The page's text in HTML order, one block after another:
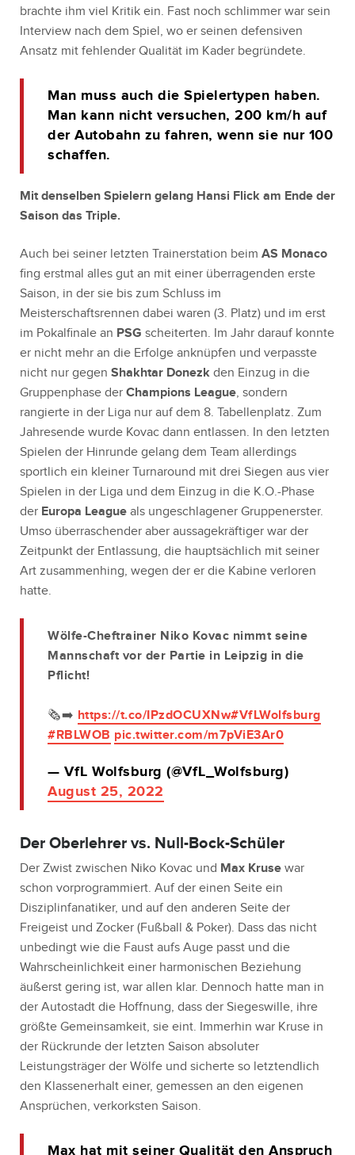
brachte ihm viel Kritik ein. Fast noch schlimmer war sein
Interview nach dem Spiel, wo er seinen defensiven
Ansatz mit fehlender Qualität im Kader begründete.
Man muss auch die Spielertypen haben.
Man kann nicht versuchen, 200 km/h auf
der Autobahn zu fahren, wenn sie nur 100
schaffen.
Mit denselben Spielern gelang Hansi Flick am Ende der
Saison das Triple.
Auch bei seiner letzten Trainerstation beim AS Monaco
fing erstmal alles gut an mit einer überragenden erste
Saison, in der sie bis zum Schluss im
Meisterschaftsrennen dabei waren (3. Platz) und im erst
im Pokalfinale an PSG scheiterten. Im Jahr darauf konnte
er nicht mehr an die Erfolge anknüpfen und verpasste
nicht nur gegen Shakhtar Donezk den Einzug in die
Gruppenphase der Champions League, sondern
rangierte in der Liga nur auf dem 8. Tabellenplatz. Zum
Jahresende wurde Kovac dann entlassen. In den letzten
Spielen der Hinrunde gelang dem Team allerdings
sportlich ein kleiner Turnaround mit drei Siegen aus vier
Spielen in der Liga und dem Einzug in die K.O.-Phase
der Europa League als ungeschlagener Gruppenerster.
Umso überraschender aber aussagekräftiger war der
Zeitpunkt der Entlassung, die hauptsächlich mit seiner
Art zusammenhing, wegen der er die Kabine verloren
hatte.
Wölfe-Cheftrainer Niko Kovac nimmt seine
Mannschaft vor der Partie in Leipzig in die
Pflicht!
🗞️➡️ https://t.co/IPzdOCUXNw#VfLWolfsburg
#RBLWOB pic.twitter.com/m7pViE3Ar0
— VfL Wolfsburg (@VfL_Wolfsburg)
August 25, 2022
Der Oberlehrer vs. Null-Bock-Schüler
Der Zwist zwischen Niko Kovac und Max Kruse war
schon vorprogrammiert. Auf der einen Seite ein
Disziplinfanatiker, und auf den anderen Seite der
Freigeist und Zocker (Fußball & Poker). Dass das nicht
unbedingt wie die Faust aufs Auge passt und die
Wahrscheinlichkeit einer harmonischen Beziehung
äußerst gering ist, war allen klar. Dennoch hatte man in
der Autostadt die Hoffnung, dass der Siegeswille, ihre
größte Gemeinsamkeit, sie eint. Immerhin war Kruse in
der Rückrunde der letzten Saison absoluter
Leistungsträger der Wölfe und sicherte so letztendlich
den Klassenerhalt einer, gemessen an den eigenen
Ansprüchen, verkorksten Saison.
Max hat mit seiner Qualität den Anspruch